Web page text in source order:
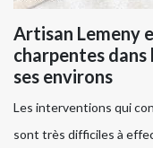
Artisan Lemeny
charpentes
ses environs
Les interventions qui
sont très difficiles à